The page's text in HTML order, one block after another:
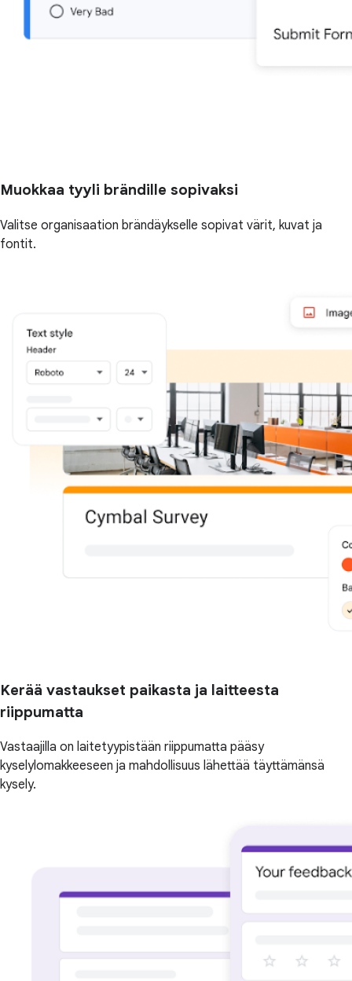
Muokkaa tyyli brändille sopivaksi
Valitse organisaation brändäykselle sopivat värit, kuvat ja
fontit.
Kerää vastaukset paikasta ja laitteesta
riippumatta
Vastaajilla on laitetyypistään riippumatta pääsy
kyselylomakkeeseen ja mahdollisuus lähettää täyttämänsä
kysely.